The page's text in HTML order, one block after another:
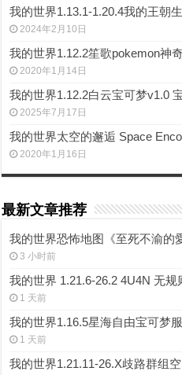
我的世界1.13.1-1.20.4我的王朝
2024年2月10日
我的世界1.12.2笙歌pokemon神
2020年1月14日
我的世界1.12.2白云宝可梦v1.0
2025年7月17日
我的世界太空的邂逅 Space
2020年1月16日
最新文章推荐
我的世界恐怖地图《至死不渝的
3 小时前
我的世界 1.21.6-26.2 4U4N 无规
1 天前
我的世界1.16.5星海自由宝可梦
1 天前
我的世界1.21.11-26.X歧路群组